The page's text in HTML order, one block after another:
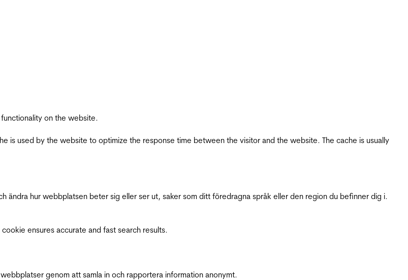
on the website.
is used by the website to optimize the response time between the visitor and the website. The cache is usually
ändra hur webbplatsen beter sig eller ser ut, saker som ditt föredragna språk eller den region du befinner dig i.
ensures accurate and fast search results.
genom att samla in och rapportera information anonymt.